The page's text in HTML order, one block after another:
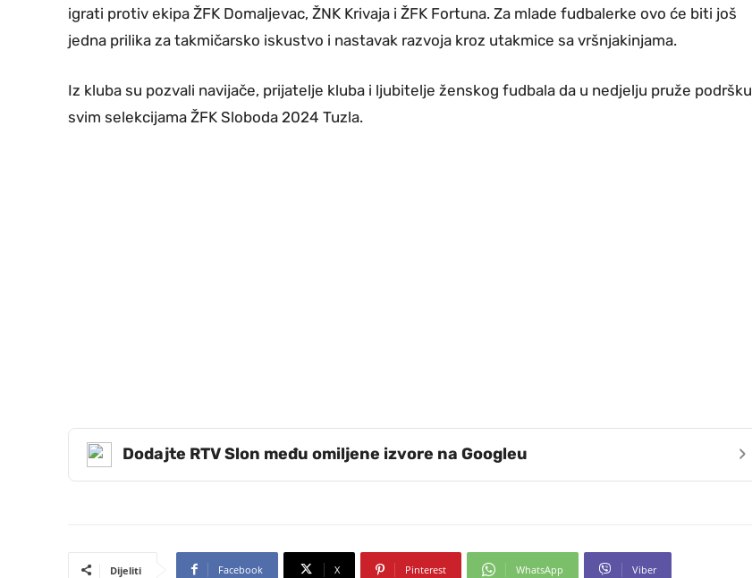
igrati protiv ekipa ŽFK Domaljevac, ŽNK Krivaja i ŽFK Fortuna. Za mlade fudbalerke ovo će biti još
jedna prilika za takmičarsko iskustvo i nastavak razvoja kroz utakmice sa vršnjakinjama.
Iz kluba su pozvali navijače, prijatelje kluba i ljubitelje ženskog fudbala da u nedjelju pruže podršku
svim selekcijama ŽFK Sloboda 2024 Tuzla.
Dodajte RTV Slon među omiljene izvore na Googleu ›
Dijeliti Facebook X Pinterest WhatsApp Viber